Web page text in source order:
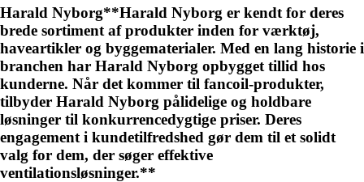
Harald Nyborg**Harald Nyborg er kendt for deres
brede sortiment af produkter inden for værktøj,
haveartikler og byggematerialer. Med en lang historie i
branchen har Harald Nyborg opbygget tillid hos
kunderne. Når det kommer til fancoil-produkter,
tilbyder Harald Nyborg pålidelige og holdbare
løsninger til konkurrencedygtige priser. Deres
engagement i kundetilfredshed gør dem til et solidt
valg for dem, der søger effektive
ventilationsløsninger.**